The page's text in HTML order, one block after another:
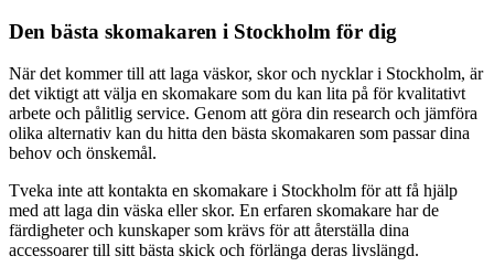
Den bästa skomakaren i Stockholm för dig
När det kommer till att laga väskor, skor och nycklar i Stockholm, är
det viktigt att välja en skomakare som du kan lita på för kvalitativt
arbete och pålitlig service. Genom att göra din research och jämföra
olika alternativ kan du hitta den bästa skomakaren som passar dina
behov och önskemål.
Tveka inte att kontakta en skomakare i Stockholm för att få hjälp
med att laga din väska eller skor. En erfaren skomakare har de
färdigheter och kunskaper som krävs för att återställa dina
accessoarer till sitt bästa skick och förlänga deras livslängd.